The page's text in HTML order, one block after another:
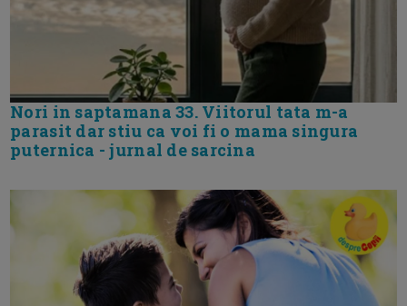
Nori in saptamana 33. Viitorul tata m-a
parasit dar stiu ca voi fi o mama singura
puternica - jurnal de sarcina